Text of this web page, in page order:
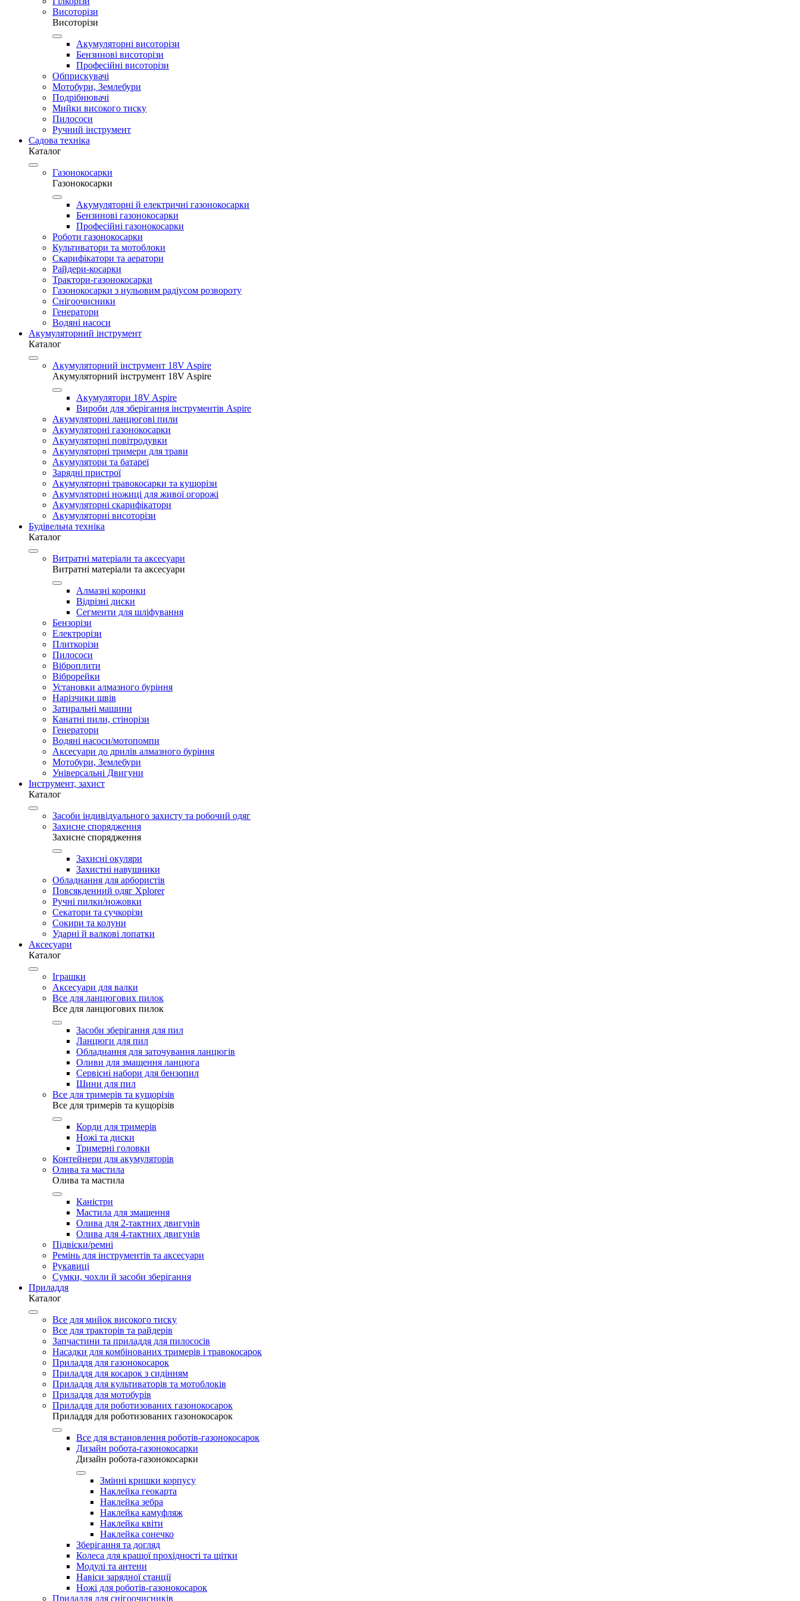
Висоторізи
Висоторізи
Акумуляторні висоторізи
Бензинові висоторізи
Професійні висоторізи
Обприскувачі
Мотобури, Землебури
Подрібнювачі
Мийки високого тиску
Пилососи
Ручний інструмент
Садова техніка
Каталог
Газонокосарки
Газонокосарки
Акумуляторні й електричні газонокосарки
Бензинові газонокосарки
Професійні газонокосарки
Роботи газонокосарки
Культиватори та мотоблоки
Скарифікатори та аератори
Райдери-косарки
Трактори-газонокосарки
Газонокосарки з нульовим радіусом розвороту
Снігоочисники
Генератори
Водяні насоси
Акумуляторний інструмент
Каталог
Акумуляторний інструмент 18V Aspire
Акумуляторний інструмент 18V Aspire
Акумулятори 18V Aspire
Вироби для зберігання інструментів Aspire
Акумуляторні ланцюгові пили
Акумуляторні газонокосарки
Акумуляторні повітродувки
Акумуляторні тримери для трави
Акумулятори та батареї
Зарядні пристрої
Акумуляторні травокосарки та кущорізи
Акумуляторні ножиці для живої огорожі
Акумуляторні скарифікатори
Акумуляторні висоторізи
Будівельна техніка
Каталог
Витратні матеріали та аксесуари
Витратні матеріали та аксесуари
Алмазні коронки
Відрізні диски
Сегменти для шліфування
Бензорізи
Електрорізи
Плиткорізи
Пилососи
Віброплити
Віброрейки
Установки алмазного буріння
Нарізчики швів
Затиральні машини
Канатні пили, стінорізи
Генератори
Водяні насоси/мотопомпи
Аксесуари до дрилів алмазного буріння
Мотобури, Землебури
Універсальні Двигуни
Інструмент, захист
Каталог
Засоби індивідуального захисту та робочий одяг
Захисне спорядження
Захисне спорядження
Захисні окуляри
Захистні навушники
Обладнання для арбористів
Повсякденний одяг Xplorer
Ручні пилки/ножовки
Секатори та сучкорізи
Сокири та колуни
Ударні й валкові лопатки
Аксесуари
Каталог
Іграшки
Аксесуари для валки
Все для ланцюгових пилок
Все для ланцюгових пилок
Засоби зберігання для пил
Ланцюги для пил
Обладнання для заточування ланцюгів
Оливи для змащення ланцюга
Сервісні набори для бензопил
Шини для пил
Все для тримерів та кущорізів
Все для тримерів та кущорізів
Корди для тримерів
Ножі та диски
Тримерні головки
Контейнери для акумуляторів
Олива та мастила
Олива та мастила
Каністри
Мастила для змащення
Олива для 2-тактних двигунів
Олива для 4-тактних двигунів
Підвіски/ремні
Ремінь для інструментів та аксесуари
Рукавиці
Сумки, чохли й засоби зберігання
Приладдя
Каталог
Все для мийок високого тиску
Все для тракторів та райдерів
Запчастини та приладдя для пилососів
Насадки для комбінованих тримерів і травокосарок
Приладдя для газонокосарок
Приладдя для косарок з сидінням
Приладдя для культиваторів та мотоблоків
Приладдя для мотобурів
Приладдя для роботизованих газонокосарок
Приладдя для роботизованих газонокосарок
Все для встановлення роботів-газонокосарок
Дизайн робота-газонокосарки
Дизайн робота-газонокосарки
Змінні кришки корпусу
Наклейка геокарта
Наклейка зебра
Наклейка камуфляж
Наклейка квіти
Наклейка сонечко
Зберігання та догляд
Колеса для кращої прохідності та щітки
Модулі та антени
Навіси зарядної станції
Ножі для роботів-газонокосарок
Приладдя для снігоочисників